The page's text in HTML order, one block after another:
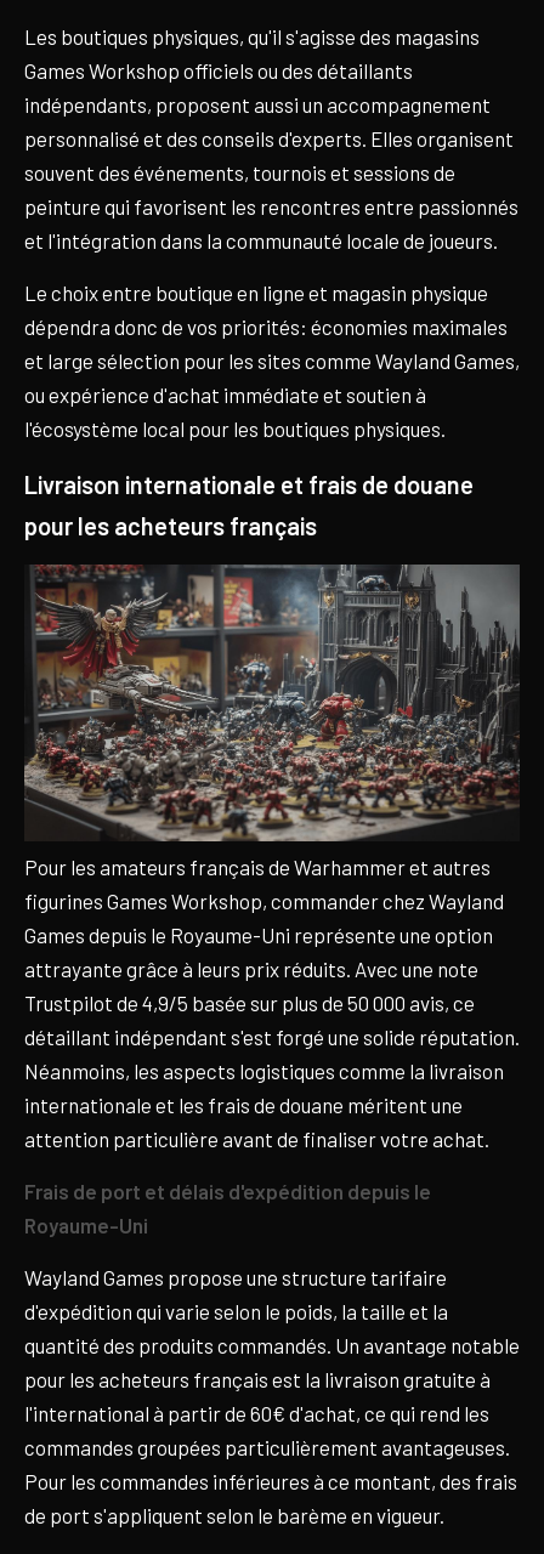
Les boutiques physiques, qu'il s'agisse des magasins
Games Workshop officiels ou des détaillants
indépendants, proposent aussi un accompagnement
personnalisé et des conseils d'experts. Elles organisent
souvent des événements, tournois et sessions de
peinture qui favorisent les rencontres entre passionnés
et l'intégration dans la communauté locale de joueurs.
Le choix entre boutique en ligne et magasin physique
dépendra donc de vos priorités: économies maximales
et large sélection pour les sites comme Wayland Games,
ou expérience d'achat immédiate et soutien à
l'écosystème local pour les boutiques physiques.
Livraison internationale et frais de douane
pour les acheteurs français
Pour les amateurs français de Warhammer et autres
figurines Games Workshop, commander chez Wayland
Games depuis le Royaume-Uni représente une option
attrayante grâce à leurs prix réduits. Avec une note
Trustpilot de 4,9/5 basée sur plus de 50 000 avis, ce
détaillant indépendant s'est forgé une solide réputation.
Néanmoins, les aspects logistiques comme la livraison
internationale et les frais de douane méritent une
attention particulière avant de finaliser votre achat.
Frais de port et délais d'expédition depuis le
Royaume-Uni
Wayland Games propose une structure tarifaire
d'expédition qui varie selon le poids, la taille et la
quantité des produits commandés. Un avantage notable
pour les acheteurs français est la livraison gratuite à
l'international à partir de 60€ d'achat, ce qui rend les
commandes groupées particulièrement avantageuses.
Pour les commandes inférieures à ce montant, des frais
de port s'appliquent selon le barème en vigueur.